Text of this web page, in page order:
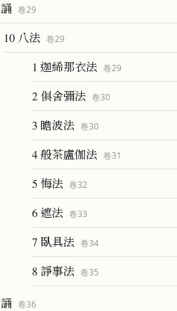
卷29
10 八法 卷29
1 迦絺那衣法 卷29
2 俱舍彌法 卷30
3 瞻波法 卷30
4 般茶盧伽法 卷31
5 悔法 卷32
6 遮法 卷33
7 臥具法 卷34
8 諍事法 卷35
卷36